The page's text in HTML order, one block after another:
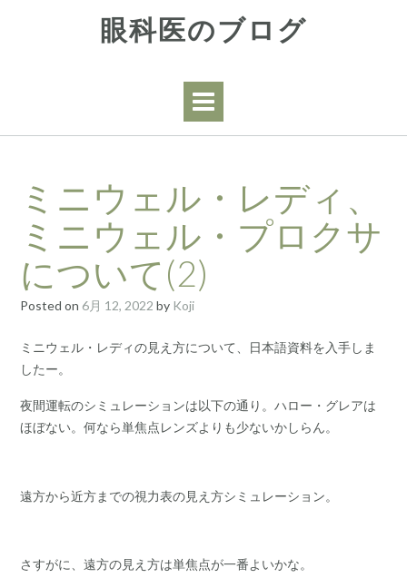
眼科医のブログ
ミニウェル・レディ、
ミニウェル・プロクサ
について(2)
Posted on 6月 12, 2022 by Koji
ミニウェル・レディの見え方について、日本語資料を入手しま
したー。
夜間運転のシミュレーションは以下の通り。ハロー・グレアは
ほぼない。何なら単焦点レンズよりも少ないかしらん。
遠方から近方までの視力表の見え方シミュレーション。
さすがに、遠方の見え方は単焦点が一番よいかな。